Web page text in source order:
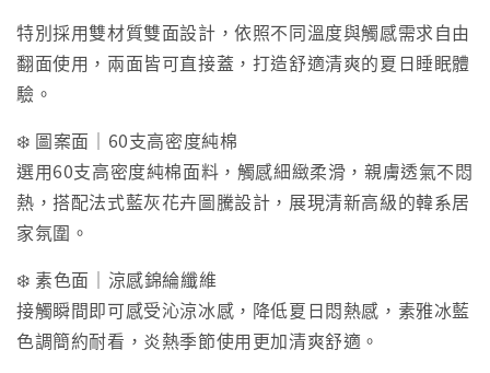
特別採用雙材質雙面設計，依照不同溫度與觸感需求自由
翻面使用，兩面皆可直接蓋，打造舒適清爽的夏日睡眠體
驗。
❄️ 圖案面｜60支高密度純棉
選用60支高密度純棉面料，觸感細緻柔滑，親膚透氣不悶
熱，搭配法式藍灰花卉圖騰設計，展現清新高級的韓系居
家氛圍。
❄️ 素色面｜涼感錦綸纖維
接觸瞬間即可感受沁涼冰感，降低夏日悶熱感，素雅冰藍
色調簡約耐看，炎熱季節使用更加清爽舒適。